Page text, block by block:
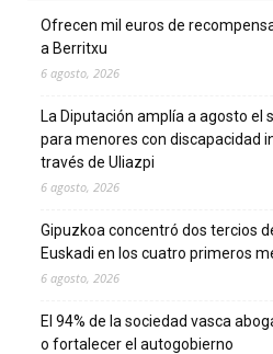
Ofrecen mil euros de
a Berritxu
6 agosto, 2026
La Diputación amplía a agosto el
para menores con discapacidad
través de Uliazpi
6 agosto, 2026
Gipuzkoa concentró dos tercios
Euskadi en los cuatro primeros
6 agosto, 2026
El 94% de la sociedad vasca
o fortalecer el autogobierno